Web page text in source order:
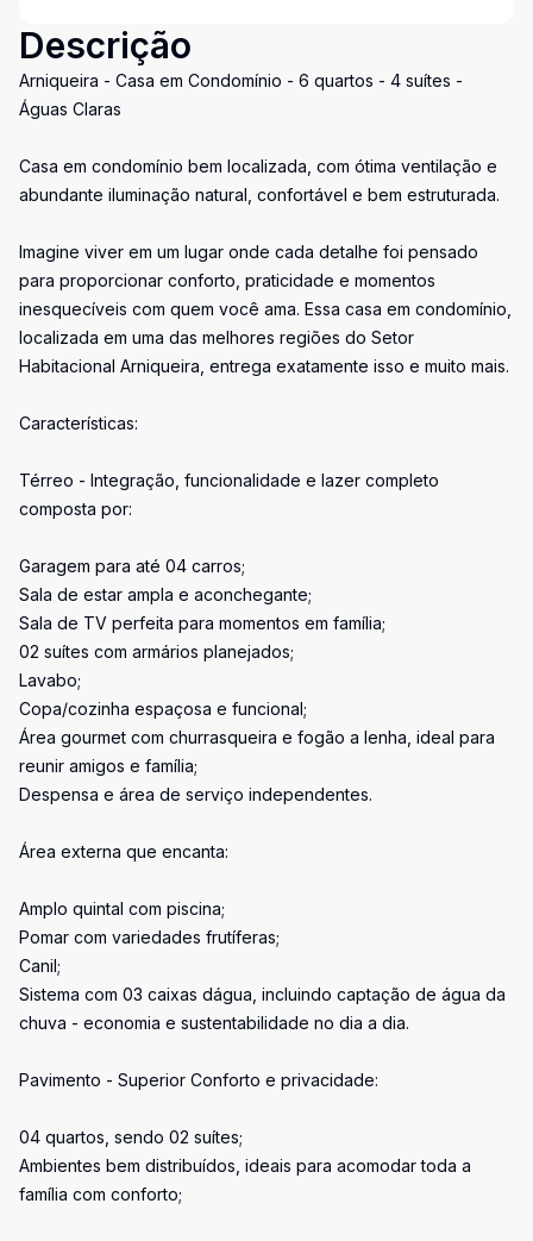
Descrição
Arniqueira - Casa em Condomínio - 6 quartos - 4 suítes -
Águas Claras
Casa em condomínio bem localizada, com ótima ventilação e
abundante iluminação natural, confortável e bem estruturada.
Imagine viver em um lugar onde cada detalhe foi pensado
para proporcionar conforto, praticidade e momentos
inesquecíveis com quem você ama. Essa casa em condomínio,
localizada em uma das melhores regiões do Setor
Habitacional Arniqueira, entrega exatamente isso e muito mais.
Características:
Térreo - Integração, funcionalidade e lazer completo
composta por:
Garagem para até 04 carros;
Sala de estar ampla e aconchegante;
Sala de TV perfeita para momentos em família;
02 suítes com armários planejados;
Lavabo;
Copa/cozinha espaçosa e funcional;
Área gourmet com churrasqueira e fogão a lenha, ideal para
reunir amigos e família;
Despensa e área de serviço independentes.
Área externa que encanta:
Amplo quintal com piscina;
Pomar com variedades frutíferas;
Canil;
Sistema com 03 caixas dágua, incluindo captação de água da
chuva - economia e sustentabilidade no dia a dia.
Pavimento - Superior Conforto e privacidade:
04 quartos, sendo 02 suítes;
Ambientes bem distribuídos, ideais para acomodar toda a
família com conforto;